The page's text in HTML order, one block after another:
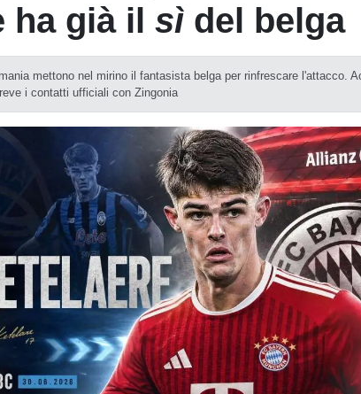
ha già il sì del belga
mettono nel mirino il fantasista belga per rinfrescare l'attacco.
i contatti ufficiali con Zingonia